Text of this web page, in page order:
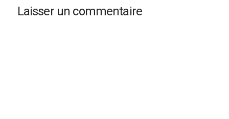
Laisser un commentaire